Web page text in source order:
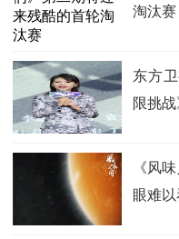
淘汰赛
东方
限挑
《风
眼难